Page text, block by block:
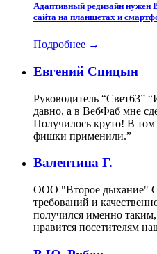
Адаптивный редизайн нужен
сайта на планшетах и
Подробнее →
Евгений Спицын
Руководитель “Свет63”
давно, а в ВебФаб мне
Получилось круто! В
фишки применили.”
Валентина Г.
ООО "Второе дыхание"
требований и
получился именно
нравится посетителям